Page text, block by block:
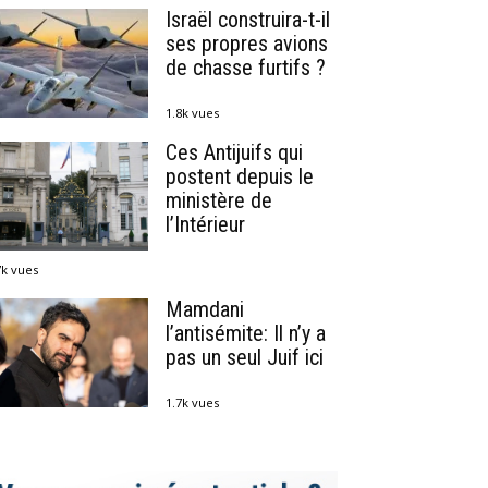
Israël construira-t-il
ses propres avions
de chasse furtifs ?
1.8k vues
Ces Antijuifs qui
postent depuis le
ministère de
l’Intérieur
vues
Mamdani
l’antisémite: Il n’y a
pas un seul Juif ici
1.7k vues